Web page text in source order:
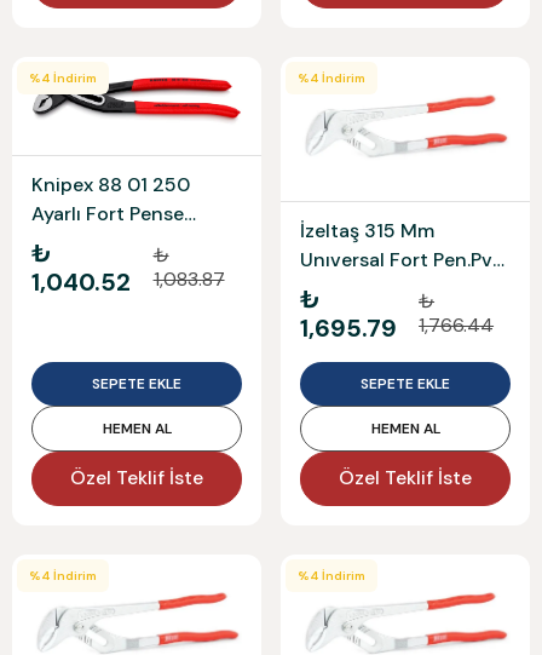
%4 İndirim
Knipex 88 01 250
Ayarlı Fort Pense
Allıgator
₺
1,040.52
₺
1,083.87
SEPETE EKLE
HEMEN AL
Özel Teklif İste
%4 İndirim
İzeltaş 315 Mm
Unıversal Fort Pen.Pvc
2400110315
₺
1,695.79
₺
1,766.44
SEPETE EKLE
HEMEN AL
Özel Teklif İste
%4 İndirim %4 İndirim